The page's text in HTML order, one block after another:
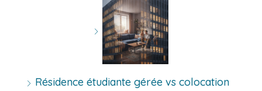
Résidence étudiante gérée vs colocation